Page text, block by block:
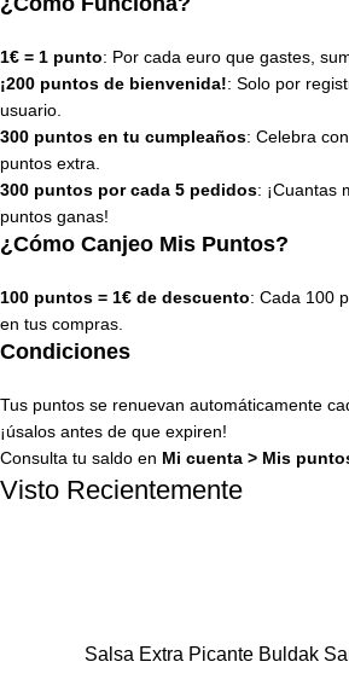
1€ = 1 punto: Por cada euro que gastes,
¡200 puntos de bienvenida!: Solo por
usuario.
300 puntos en tu cumpleaños: Celebra
puntos extra.
300 puntos por cada 5 pedidos: ¡Cuantas
puntos ganas!
¿Cómo Canjeo Mis Puntos?
100 puntos = 1€ de descuento: Cada 100
en tus compras.
Condiciones
Tus puntos se renuevan automáticamente
¡úsalos antes de que expiren!
Consulta tu saldo en Mi cuenta > Mis
Visto Recientemente
Salsa Extra Picante Buldak